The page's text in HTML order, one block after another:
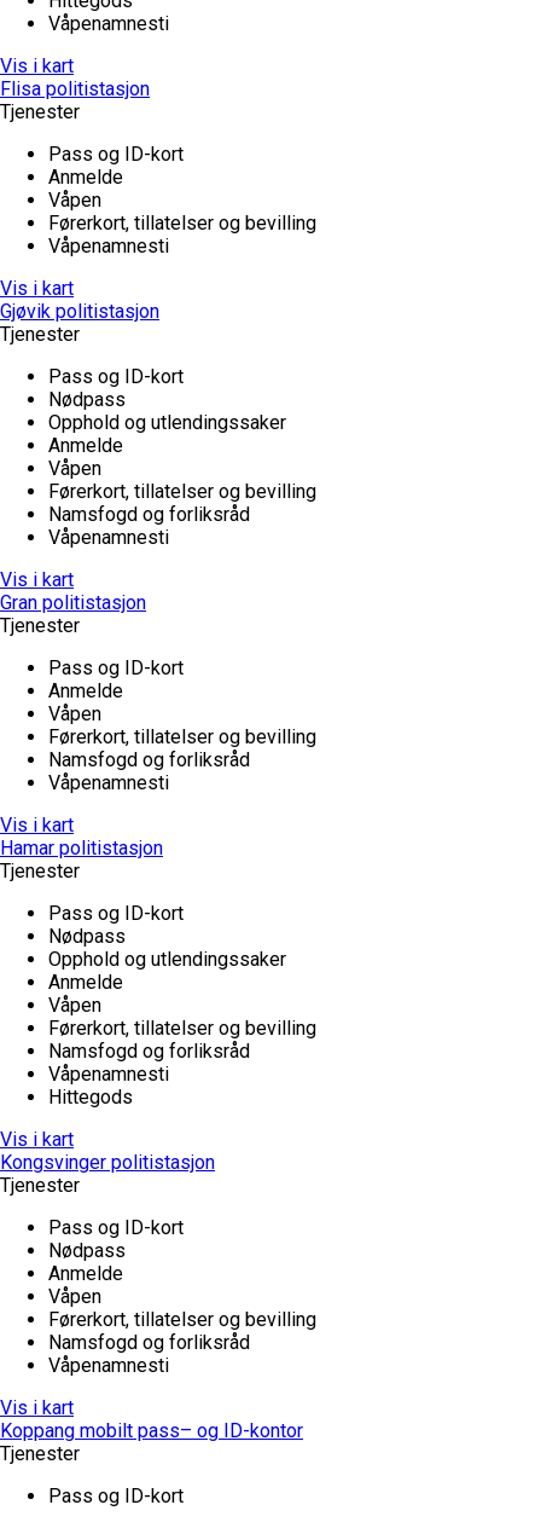
Våpenamnesti
Vis i kart
Flisa politistasjon
Tjenester
Pass og ID-kort
Anmelde
Våpen
Førerkort, tillatelser og bevilling
Våpenamnesti
Vis i kart
Gjøvik politistasjon
Tjenester
Pass og ID-kort
Nødpass
Opphold og utlendingssaker
Anmelde
Våpen
Førerkort, tillatelser og bevilling
Namsfogd og forliksråd
Våpenamnesti
Vis i kart
Gran politistasjon
Tjenester
Pass og ID-kort
Anmelde
Våpen
Førerkort, tillatelser og bevilling
Namsfogd og forliksråd
Våpenamnesti
Vis i kart
Hamar politistasjon
Tjenester
Pass og ID-kort
Nødpass
Opphold og utlendingssaker
Anmelde
Våpen
Førerkort, tillatelser og bevilling
Namsfogd og forliksråd
Våpenamnesti
Hittegods
Vis i kart
Kongsvinger politistasjon
Tjenester
Pass og ID-kort
Nødpass
Anmelde
Våpen
Førerkort, tillatelser og bevilling
Namsfogd og forliksråd
Våpenamnesti
Vis i kart
Koppang mobilt pass– og ID-kontor
Tjenester
Pass og ID-kort